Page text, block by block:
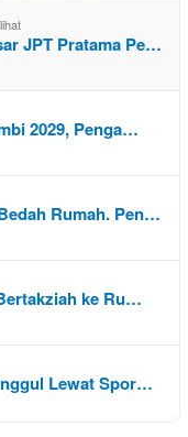
JPT Pratama Pe…
2029, Penga…
Rumah. Pen…
ke Ru…
Lewat Spor…